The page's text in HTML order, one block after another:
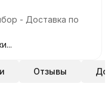
- Доставка по
Отзывы